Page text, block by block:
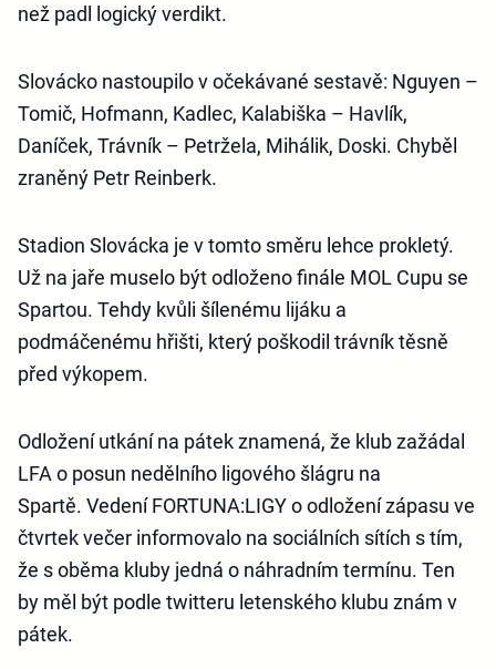
než padl logický verdikt.
Slovácko nastoupilo v očekávané sestavě: Nguyen –
Tomič, Hofmann, Kadlec, Kalabiška – Havlík,
Daníček, Trávník – Petržela, Mihálik, Doski. Chyběl
zraněný Petr Reinberk.
Stadion Slovácka je v tomto směru lehce prokletý.
Už na jaře muselo být odloženo finále MOL Cupu se
Spartou. Tehdy kvůli šílenému lijáku a
podmáčenému hřišti, který poškodil trávník těsně
před výkopem.
Odložení utkání na pátek znamená, že klub zažádal
LFA o posun nedělního ligového šlágru na
Spartě. Vedení FORTUNA:LIGY o odložení zápasu ve
čtvrtek večer informovalo na sociálních sítích s tím,
že s oběma kluby jedná o náhradním termínu. Ten
by měl být podle twitteru letenského klubu znám v
pátek.